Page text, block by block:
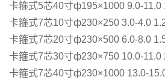
卡箍式5芯40寸ф195×1000 9.0-11.0
卡箍式7芯10寸ф230×250 3.0-4.0
卡箍式7芯20寸ф230×500 6.0-8.0
卡箍式7芯30寸ф230×750 10.0-11.0
卡箍式7芯40寸ф230×1000 13.0-